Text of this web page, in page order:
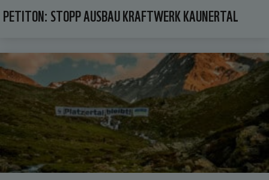
PETITON: STOPP AUSBAU KRAFTWERK KAUNERTAL